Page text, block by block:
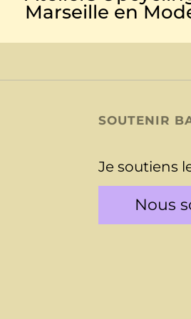
Marseille en
SOUTENIR
Je soutiens
Nous